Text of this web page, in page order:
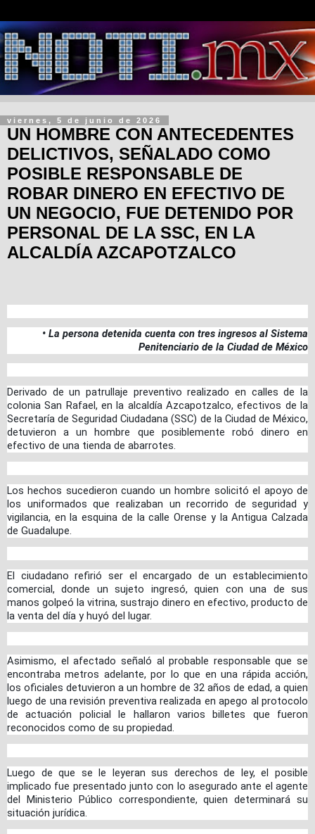
viernes, 5 de junio de 2026
UN HOMBRE CON ANTECEDENTES
DELICTIVOS, SEÑALADO COMO
POSIBLE RESPONSABLE DE
ROBAR DINERO EN EFECTIVO DE
UN NEGOCIO, FUE DETENIDO POR
PERSONAL DE LA SSC, EN LA
ALCALDÍA AZCAPOTZALCO
• La persona detenida cuenta con tres ingresos al Sistema
Penitenciario de la Ciudad de México
Derivado de un patrullaje preventivo realizado en calles de la
colonia San Rafael, en la alcaldía Azcapotzalco, efectivos de la
Secretaría de Seguridad Ciudadana (SSC) de la Ciudad de México,
detuvieron a un hombre que posiblemente robó dinero en
efectivo de una tienda de abarrotes.
Los hechos sucedieron cuando un hombre solicitó el apoyo de
los uniformados que realizaban un recorrido de seguridad y
vigilancia, en la esquina de la calle Orense y la Antigua Calzada
de Guadalupe.
El ciudadano refirió ser el encargado de un establecimiento
comercial, donde un sujeto ingresó, quien con una de sus
manos golpeó la vitrina, sustrajo dinero en efectivo, producto de
la venta del día y huyó del lugar.
Asimismo, el afectado señaló al probable responsable que se
encontraba metros adelante, por lo que en una rápida acción,
los oficiales detuvieron a un hombre de 32 años de edad, a quien
luego de una revisión preventiva realizada en apego al protocolo
de actuación policial le hallaron varios billetes que fueron
reconocidos como de su propiedad.
Luego de que se le leyeran sus derechos de ley, el posible
implicado fue presentado junto con lo asegurado ante el agente
del Ministerio Público correspondiente, quien determinará su
situación jurídica.